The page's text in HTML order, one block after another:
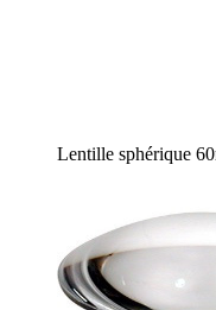
Lentille sphérique